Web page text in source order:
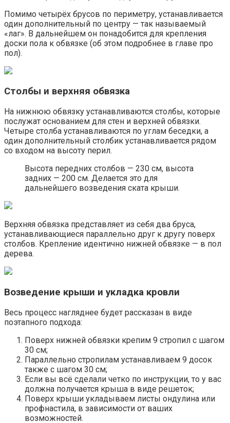
Помимо четырёх брусов по периметру, устанавливается
один дополнительный по центру — так называемый
«лаг». В дальнейшем он понадобится для крепления
доски пола к обвязке (об этом подробнее в главе про
пол).
Столбы и верхняя обвязка
На нижнюю обвязку устанавливаются столбы, которые
послужат основанием для стен и верхней обвязки.
Четыре столба устанавливаются по углам беседки, а
один дополнительный столбик устанавливается рядом
со входом на высоту перил.
Высота передних столбов — 230 см, высота
задних — 200 см. Делается это для
дальнейшего возведения ската крыши.
Верхняя обвязка представляет из себя два бруса,
устанавливающиеся параллельно друг к другу поверх
столбов. Крепление идентично нижней обвязке — в пол
дерева.
Возведение крыши и укладка кровли
Весь процесс нагляднее будет рассказан в виде
поэтапного подхода:
Поверх нижней обвязки крепим 9 стропил с шагом
30 см;
Параллельно стропилам устанавливаем 9 досок
также с шагом 30 см;
Если вы всё сделали четко по инструкции, то у вас
должна получается крыша в виде решеток;
Поверх крыши укладываем листы ондулина или
профнастила, в зависимости от ваших
возможностей.